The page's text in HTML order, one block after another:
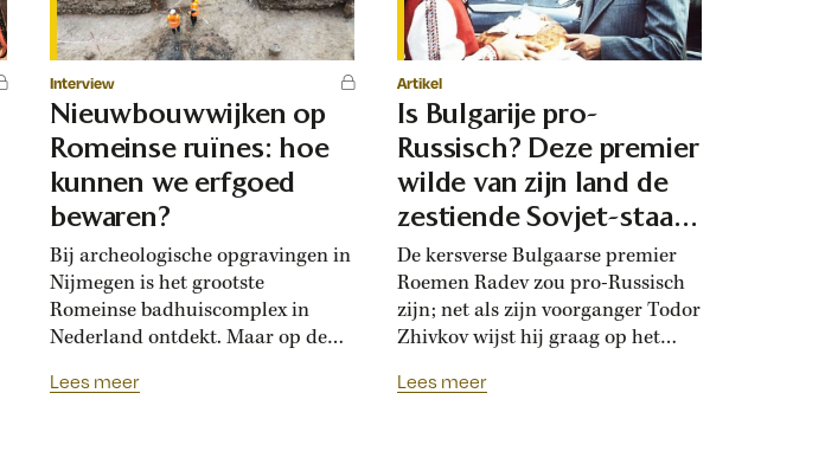
Interview
Nieuwbouwwijken op
Romeinse ruïnes: hoe
kunnen we erfgoed
bewaren?
Bij archeologische opgravingen in
Nijmegen is het grootste
Romeinse badhuiscomplex in
Nederland ontdekt. Maar op de
binnenkort een nieuwe woonwijk
Lees meer
Artikel
Is Bulgarije pro-
Russisch? Deze premier
wilde van zijn land de
zestiende Sovjet-staat
maken
De kersverse Bulgaarse premier
Roemen Radev zou pro-Russisch
zijn; net als zijn voorganger Todor
Zhivkov wijst hij graag op het
1878. Die vroegere premier was zo
Lees meer